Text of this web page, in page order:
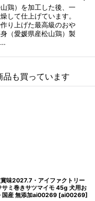
鶏）を加工した後、一
して仕上げています。
り上げた最高級のおや
（愛媛県産松山鶏）製
品も買っています
味2027.6・アイファクトリー
つおビッツ 50g犬猫用おやつ 国
添加ai00788[ai00788]